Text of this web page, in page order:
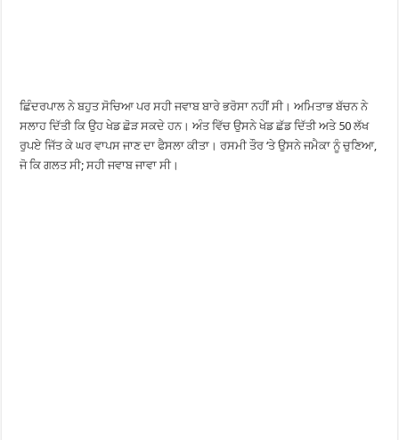
ਛਿੰਦਰਪਾਲ ਨੇ ਬਹੁਤ ਸੋਚਿਆ ਪਰ ਸਹੀ ਜਵਾਬ ਬਾਰੇ ਭਰੋਸਾ ਨਹੀਂ ਸੀ। ਅਮਿਤਾਭ ਬੱਚਨ ਨੇ
ਸਲਾਹ ਦਿੱਤੀ ਕਿ ਉਹ ਖੇਡ ਛੋੜ ਸਕਦੇ ਹਨ। ਅੰਤ ਵਿੱਚ ਉਸਨੇ ਖੇਡ ਛੱਡ ਦਿੱਤੀ ਅਤੇ 50 ਲੱਖ
ਰੁਪਏ ਜਿੱਤ ਕੇ ਘਰ ਵਾਪਸ ਜਾਣ ਦਾ ਫੈਸਲਾ ਕੀਤਾ। ਰਸਮੀ ਤੌਰ ‘ਤੇ ਉਸਨੇ ਜਮੈਕਾ ਨੂੰ ਚੁਣਿਆ,
ਜੋ ਕਿ ਗਲਤ ਸੀ; ਸਹੀ ਜਵਾਬ ਜਾਵਾ ਸੀ।